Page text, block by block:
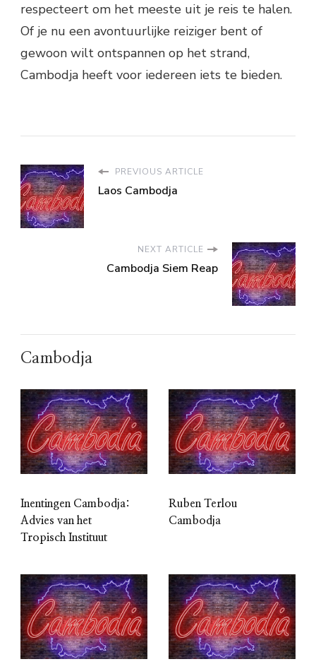
respecteert om het meeste uit je reis te halen.
Of je nu een avontuurlijke reiziger bent of
gewoon wilt ontspannen op het strand,
Cambodja heeft voor iedereen iets te bieden.
PREVIOUS ARTICLE
Laos Cambodja
NEXT ARTICLE
Cambodja Siem Reap
Cambodja
Inentingen Cambodja:
Advies van het
Tropisch Instituut
Ruben Terlou
Cambodja